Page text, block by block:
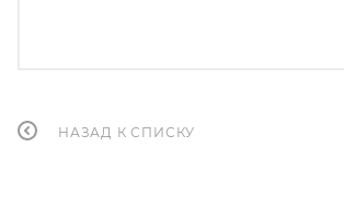
НАЗАД К СПИСКУ